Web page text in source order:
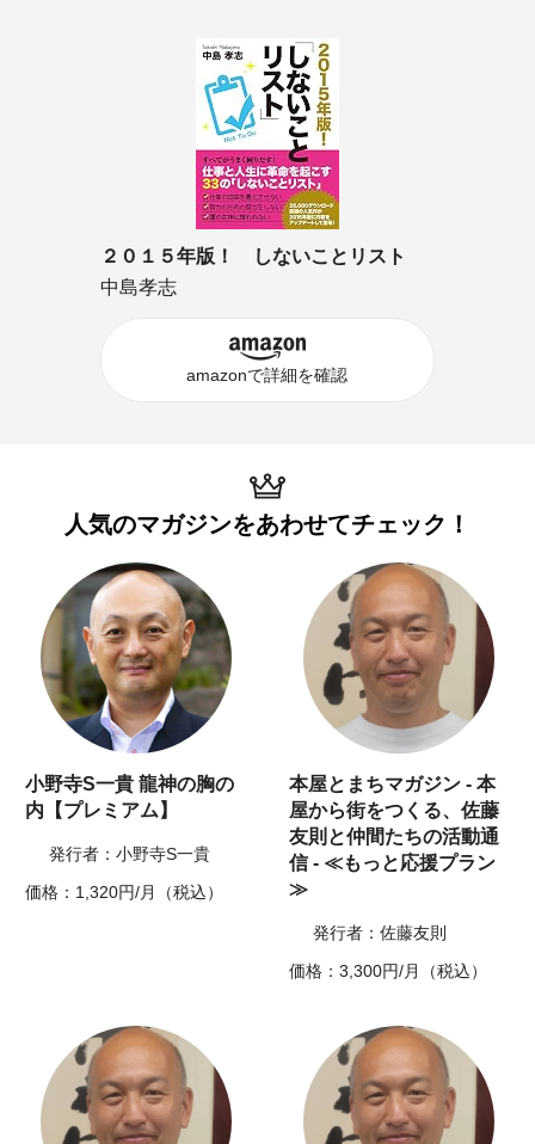
２０１５年版！ しないことリスト
中島孝志
amazonで詳細を確認
人気のマガジンをあわせてチェック！
小野寺S一貴 龍神の胸の
内【プレミアム】
発行者：小野寺S一貴
価格：1,320円/月（税込）
本屋とまちマガジン - 本
屋から街をつくる、佐藤
友則と仲間たちの活動通
信 - ≪もっと応援プラン
≫
発行者：佐藤友則
価格：3,300円/月（税込）